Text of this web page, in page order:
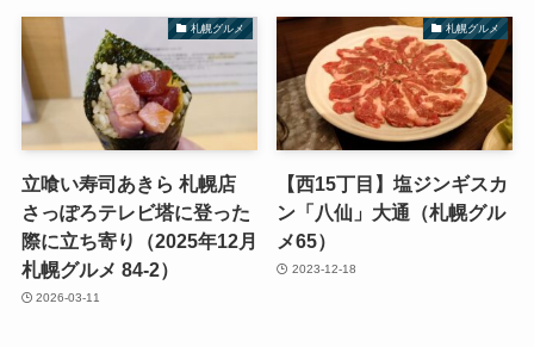
札幌グルメ
立喰い寿司あきら 札幌店
さっぽろテレビ塔に登った
際に立ち寄り（2025年12月
札幌グルメ 84-2）
2026-03-11
札幌グルメ
【西15丁目】塩ジンギスカ
ン「八仙」大通（札幌グル
メ65）
2023-12-18